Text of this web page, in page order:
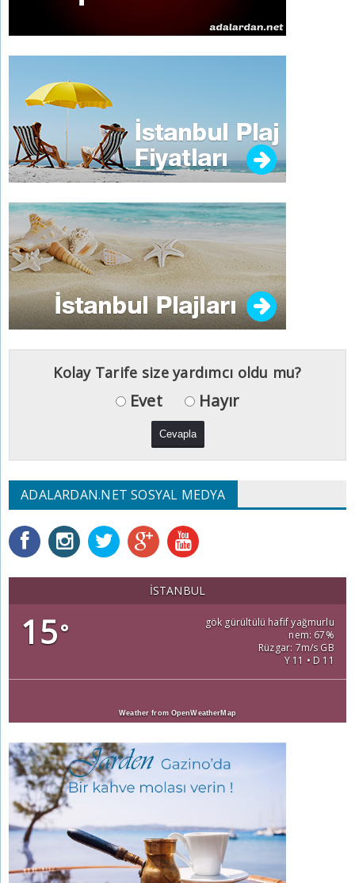
Kolay Tarife size yardımcı oldu mu?
Evet Hayır
ADALARDAN.NET SOSYAL MEDYA
İSTANBUL
15°
gök gürültülü hafif yağmurlu
nem: 67%
Rüzgar: 7m/s GB
Y 11 • D 11
Weather from OpenWeatherMap